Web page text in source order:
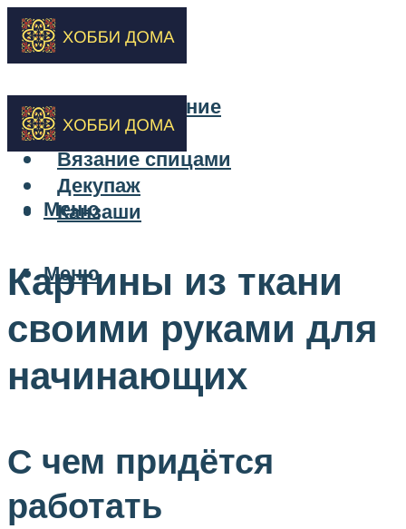
Бисероплетение
Вышивка
Вязание спицами
Декупаж
Канзаши
Меню
Меню
Картины из ткани
своими руками для
начинающих
С чем придётся
работать